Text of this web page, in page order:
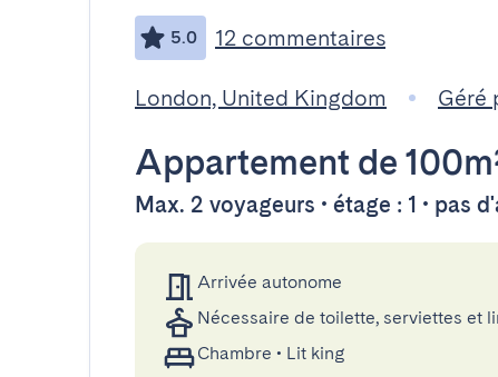
5.0 12 commentaires
London, United Kingdom Géré
Appartement de
Max. 2 voyageurs • étage : 1 • pas
Arrivée autonome
Nécessaire de toilette, serviettes et
Chambre • Lit king